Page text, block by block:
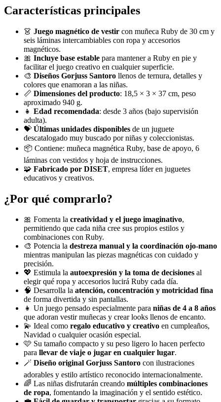
Características principales
👗 Juego magnético de vestir con muñeca Ruby de 30 cm y
seis láminas intercambiables con ropa y accesorios
magnéticos.
🎀 Incluye base estable para mantener a Ruby en pie y
facilitar el juego creativo en cualquier superficie.
🎨 Diseños Gorjuss Santoro llenos de ternura, detalles y
colores que enamoran a las niñas.
📏 Dimensiones del producto: 18,5 × 3 × 37 cm, peso
aproximado 940 g.
👧 Edad recomendada: desde 3 años (bajo supervisión
adulta).
💝 Últimas unidades disponibles de un juguete
descatalogado muy buscado por niñas y coleccionistas.
📦 Contiene: muñeca magnética Ruby, base de apoyo, 6
láminas con vestidos y hoja de instrucciones.
🧩 Fabricado por DISET, empresa líder en juguetes
educativos y creativos.
¿Por qué comprarlo?
🎀 Fomenta la creatividad y el juego imaginativo,
permitiendo que cada niña cree sus propios estilos y
combinaciones con Ruby.
🎨 Potencia la destreza manual y la coordinación ojo-mano
mientras manipulan las piezas magnéticas con cuidado y
precisión.
💖 Estimula la autoexpresión y la toma de decisiones al
elegir qué ropa y accesorios lucirá Ruby cada día.
🧠 Desarrolla la atención, concentración y motricidad fina
de forma divertida y sin pantallas.
👧 Un juego pensado especialmente para niñas de 4 a 8 años
que adoran vestir muñecas y crear looks llenos de encanto.
💫 Ideal como regalo educativo y creativo en cumpleaños,
Navidad o cualquier ocasión especial.
🩷 Su tamaño compacto y su peso ligero lo hacen perfecto
para llevar de viaje o jugar en cualquier lugar.
🪄 Diseño original Gorjuss Santoro con ilustraciones
adorables y estilo artístico reconocido internacionalmente.
🌈 Las niñas disfrutarán creando múltiples combinaciones
de ropa, fomentando la imaginación y el sentido estético.